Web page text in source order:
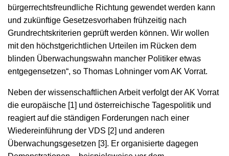
bürgerrechtsfreundliche Richtung gewendet werden kann
und zukünftige Gesetzesvorhaben frühzeitig nach
Grundrechtskriterien geprüft werden können. Wir wollen
mit den höchstgerichtlichen Urteilen im Rücken dem
blinden Überwachungswahn mancher Politiker etwas
entgegensetzen“, so Thomas Lohninger vom AK Vorrat.
Neben der wissenschaftlichen Arbeit verfolgt der AK Vorrat
die europäische [1] und österreichische Tagespolitik und
reagiert auf die ständigen Forderungen nach einer
Wiedereinführung der VDS [2] und anderen
Überwachungsgesetzen [3]. Er organisierte dagegen